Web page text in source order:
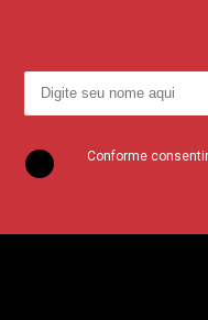
Conforme